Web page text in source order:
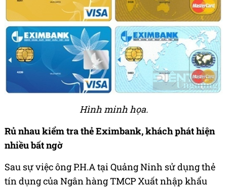
Hình minh họa.
Rủ nhau kiểm tra thẻ Eximbank, khách phát hiện
nhiều bất ngờ
Sau sự việc ông P.H.A tại Quảng Ninh sử dụng thẻ
tín dụng của Ngân hàng TMCP Xuất nhập khẩu